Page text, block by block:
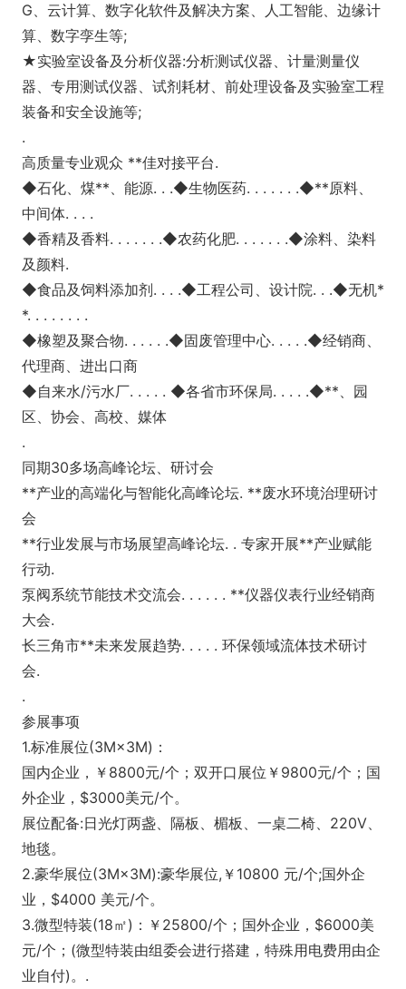
G、云计算、数字化软件及解决⽅案、⼈⼯智能、边缘计
算、数字孪⽣等;
★实验室设备及分析仪器:分析测试仪器、计量测量仪
器、专用测试仪器、试剂耗材、前处理设备及实验室工程
装备和安全设施等;
.
高质量专业观众 **佳对接平台.
◆石化、煤**、能源. . .◆生物医药. . . . . . .◆**原料、
中间体. . . .
◆香精及香料. . . . . . .◆农药化肥. . . . . . .◆涂料、染料
及颜料.
◆食品及饲料添加剂. . . .◆工程公司、设计院. . .◆无机*
*. . . . . . . .
◆橡塑及聚合物. . . . . .◆固废管理中心. . . . .◆经销商、
代理商、进出口商
◆自来水/污水厂. . . . . ◆各省市环保局. . . . .◆**、园
区、协会、高校、媒体
.
同期30多场高峰论坛、研讨会
**产业的高端化与智能化高峰论坛. **废水环境治理研讨
会
**行业发展与市场展望高峰论坛. . 专家开展**产业赋能
行动.
泵阀系统节能技术交流会. . . . . . **仪器仪表行业经销商
大会.
长三角市**未来发展趋势. . . . . 环保领域流体技术研讨
会.
.
参展事项
1.标准展位(3M×3M)：
国内企业，￥8800元/个；双开口展位￥9800元/个；国
外企业，$3000美元/个。
展位配备:日光灯两盏、隔板、楣板、一桌二椅、220V、
地毯。
2.豪华展位(3M×3M):豪华展位,￥10800 元/个;国外企
业，$4000 美元/个。
3.微型特装(18㎡)：￥25800/个；国外企业，$6000美
元/个；(微型特装由组委会进行搭建，特殊用电费用由企
业自付)。.